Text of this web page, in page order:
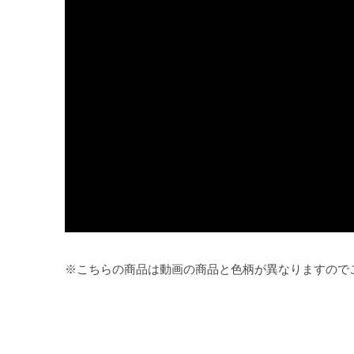
※こちらの商品は動画の商品と色柄が異なりますので